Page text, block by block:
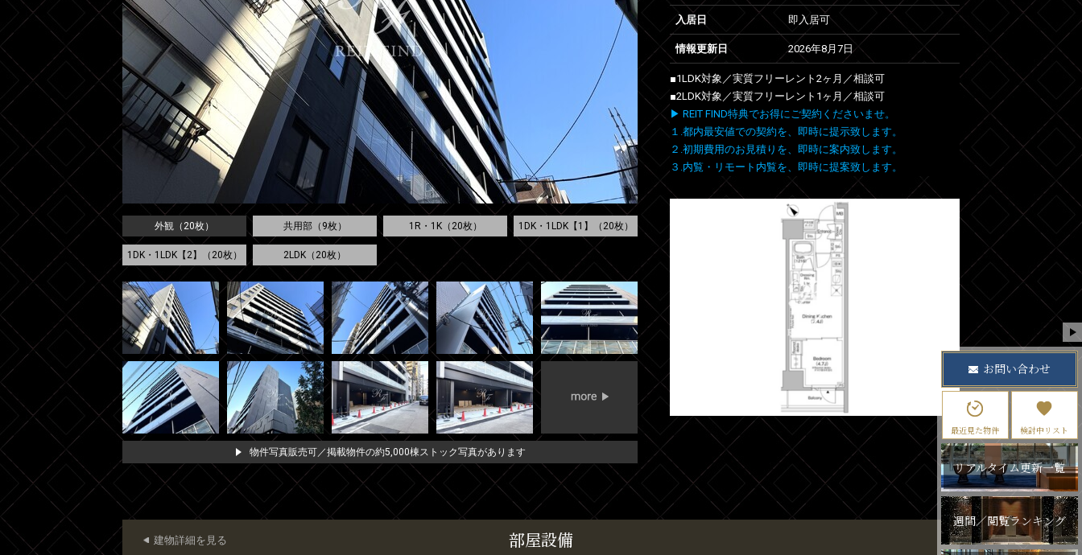
外観（20枚） 共用部（9枚） 1R・1K（20枚） 1DK・1LDK【1】（20枚）
1DK・1LDK【2】（20枚） 2LDK（20枚）
物件写真販売可／掲載物件の約5,000棟ストック写真があります
入居日 即入居可
情報更新日 2026年8月7日
■1LDK対象／実質フリーレント2ヶ月／相談可
■2LDK対象／実質フリーレント1ヶ月／相談可
▶ REIT FIND特典でお得にご契約くださいませ。
１.都内最安値での契約を、即時に提示致します。
２.初期費用のお見積りを、即時に案内致します。
３.内覧・リモート内覧を、即時に提案致します。
部屋設備
建物詳細を見る
お問い合わせ
最近見た物件 検討中リスト
リアルタイム更新一覧
週間／閲覧ランキング